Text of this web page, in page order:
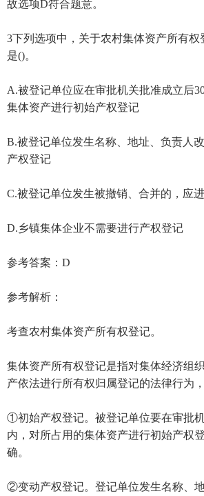
故选项D符合题意。
3下列选项中，关于农村集体资产所有权
是()。
A.被登记单位应在审批机关批准成立后
集体资产进行初始产权登记
B.被登记单位发生名称、地址、负责人
产权登记
C.被登记单位发生被撤销、合并的，应
D.乡镇集体企业不需要进行产权登记
参考答案：D
参考解析：
考查农村集体资产所有权登记。
集体资产所有权登记是指对集体经济组
产依法进行所有权归属登记的法律行为
①初始产权登记。被登记单位要在审批
内，对所占用的集体资产进行初始产权
确。
②变动产权登记。登记单位发生名称、